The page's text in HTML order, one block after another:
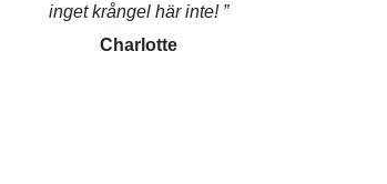
inget krångel här inte!
Charlotte